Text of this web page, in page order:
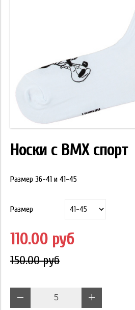
Носки с BMX спорт
Размер 36-41 и 41-45
Размер
110.00 руб
150.00 руб